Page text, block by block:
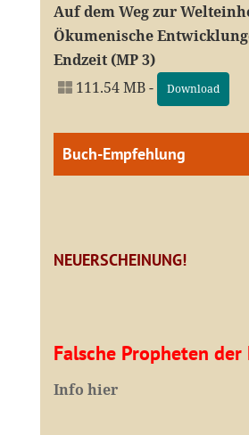
Auf dem Weg zur
Ökumenische
Endzeit (MP 3)
111.54 MB -
Download
Buch-Empfehlung
NEUERSCHEINUNG!
Falsche Propheten der
Info hier